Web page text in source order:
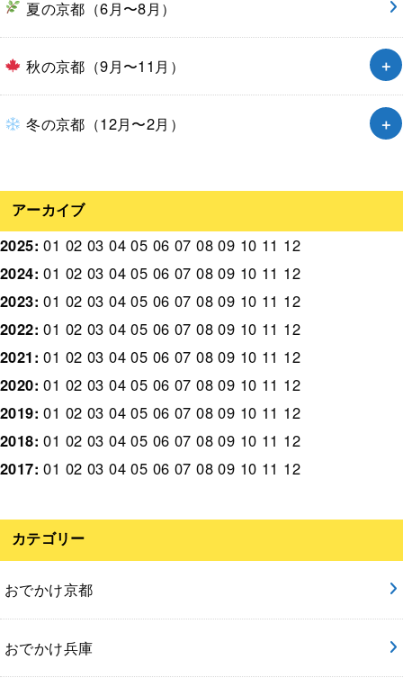
夏の京都（6月〜8月）
秋の京都（9月〜11月）
冬の京都（12月〜2月）
アーカイブ
2025:01 02 03 04 05 06 07 08 09 10 11 12
2024:01 02 03 04 05 06 07 08 09 10 11 12
2023:01 02 03 04 05 06 07 08 09 10 11 12
2022:01 02 03 04 05 06 07 08 09 10 11 12
2021:01 02 03 04 05 06 07 08 09 10 11 12
2020:01 02 03 04 05 06 07 08 09 10 11 12
2019:01 02 03 04 05 06 07 08 09 10 11 12
2018:01 02 03 04 05 06 07 08 09 10 11 12
2017:01 02 03 04 05 06 07 08 09 10 11 12
カテゴリー
おでかけ京都
おでかけ兵庫